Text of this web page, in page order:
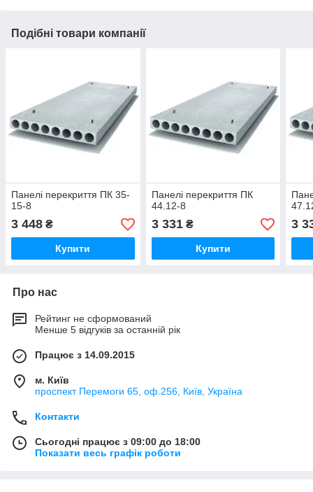
Подібні товари компанії
Панелі перекриття ПК 35-
15-8
3 448 ₴
Купити
Панелі перекриття ПК
44.12-8
3 331₴
Купити
3
Про нас
Рейтинг не сформований
Менше 5 відгуків за останній рік
Працює з 14.09.2015
м. Київ
проспект Перемоги 65, оф.256, Київ, Україна
Контакти
Сьогодні працює з 09:00 до 18:00
Показати весь графік роботи